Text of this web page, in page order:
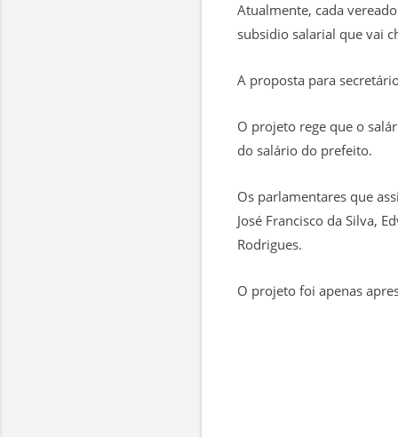
Atualmente, cada
subsidio salarial que vai
A proposta para
O projeto rege que o
do salário do prefeito.
Os parlamentares que
José Francisco da Silva,
Rodrigues.
O projeto foi apenas